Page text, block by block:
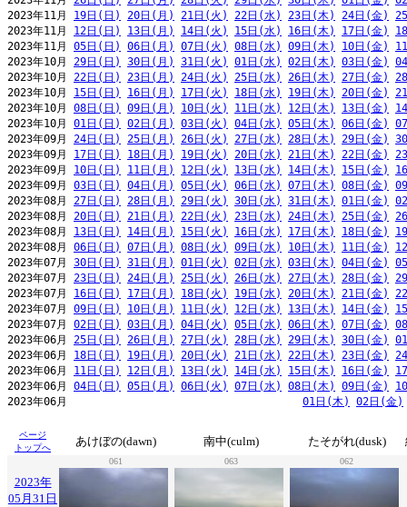
2023年11月 19日(日) 20日(月) 21日(火) 22日(水) 23日(木) 24日(金)
2023年11月 12日(日) 13日(月) 14日(火) 15日(水) 16日(木) 17日(金)
2023年11月 05日(日) 06日(月) 07日(火) 08日(水) 09日(木) 10日(金)
2023年10月 29日(日) 30日(月) 31日(火) 01日(水) 02日(木) 03日(金)
2023年10月 22日(日) 23日(月) 24日(火) 25日(水) 26日(木) 27日(金)
2023年10月 15日(日) 16日(月) 17日(火) 18日(水) 19日(木) 20日(金)
2023年10月 08日(日) 09日(月) 10日(火) 11日(水) 12日(木) 13日(金)
2023年10月 01日(日) 02日(月) 03日(火) 04日(水) 05日(木) 06日(金)
2023年09月 24日(日) 25日(月) 26日(火) 27日(水) 28日(木) 29日(金)
2023年09月 17日(日) 18日(月) 19日(火) 20日(水) 21日(木) 22日(金)
2023年09月 10日(日) 11日(月) 12日(火) 13日(水) 14日(木) 15日(金)
2023年09月 03日(日) 04日(月) 05日(火) 06日(水) 07日(木) 08日(金)
2023年08月 27日(日) 28日(月) 29日(火) 30日(水) 31日(木) 01日(金)
2023年08月 20日(日) 21日(月) 22日(火) 23日(水) 24日(木) 25日(金)
2023年08月 13日(日) 14日(月) 15日(火) 16日(水) 17日(木) 18日(金)
2023年08月 06日(日) 07日(月) 08日(火) 09日(水) 10日(木) 11日(金)
2023年07月 30日(日) 31日(月) 01日(火) 02日(水) 03日(木) 04日(金)
2023年07月 23日(日) 24日(月) 25日(火) 26日(水) 27日(木) 28日(金)
2023年07月 16日(日) 17日(月) 18日(火) 19日(水) 20日(木) 21日(金)
2023年07月 09日(日) 10日(月) 11日(火) 12日(水) 13日(木) 14日(金)
2023年07月 02日(日) 03日(月) 04日(火) 05日(水) 06日(木) 07日(金)
2023年06月 25日(日) 26日(月) 27日(火) 28日(水) 29日(木) 30日(金)
2023年06月 18日(日) 19日(月) 20日(火) 21日(水) 22日(木) 23日(金)
2023年06月 11日(日) 12日(月) 13日(火) 14日(水) 15日(木) 16日(金)
2023年06月 04日(日) 05日(月) 06日(火) 07日(水) 08日(木) 09日(金)
2023年06月 01日(木) 02日(金)
ページ
トップへ
あけぼの(dawn) 南中(culm) たそがれ(dusk)
061 063 062
2023年
05月31日